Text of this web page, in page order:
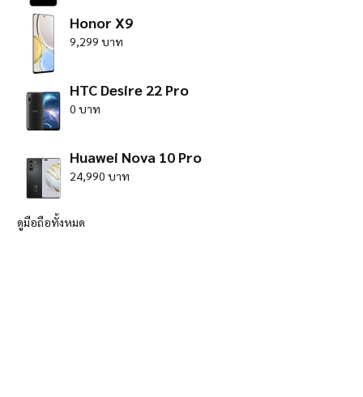
Honor X9
9,299 บาท
HTC Desire 22 Pro
0 บาท
Huawei Nova 10 Pro
24,990 บาท
ดูมือถือทั้งหมด